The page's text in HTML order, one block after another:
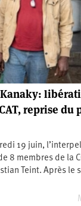
reprise du
19 juin,
8 membres de la
Teint. Après le